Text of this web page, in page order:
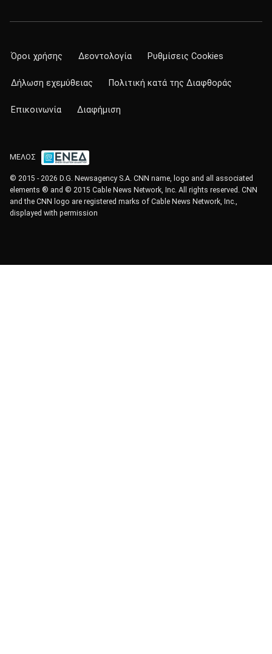
Όροι χρήσης Δεοντολογία Ρυθμίσεις Cookies
Δήλωση εχεμύθειας Πολιτική κατά της Διαφθοράς
Επικοινωνία Διαφήμιση
ΜΕΛΟΣ
© 2015 - 2026 D.G. Newsagency S.A. CNN name, logo and all associated
elements ® and © 2015 Cable News Network, Inc. All rights reserved. CNN
and the CNN logo are registered marks of Cable News Network, Inc.,
displayed with permission